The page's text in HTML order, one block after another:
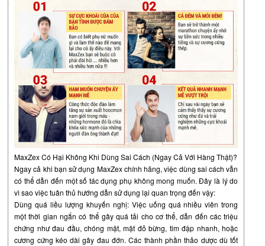
MaxZex Có Hại Không Khi Dùng Sai Cách (Ngay Cả Với Hàng Thật)?
Ngay cả khi bạn sử dụng MaxZex chính hãng, việc dùng sai cách vẫn
có thể dẫn đến một số tác dụng phụ không mong muốn. Đây là lý do
vì sao việc tuân thủ hướng dẫn sử dụng lại quan trọng đến vậy:
Dùng quá liều lượng khuyến nghị: Việc uống quá nhiều viên trong
một thời gian ngắn có thể gây quá tải cho cơ thể, dẫn đến các triệu
chứng như đau đầu, chóng mặt, mặt đỏ bừng, tim đập nhanh, hoặc
cương cứng kéo dài gây đau đớn. Các thành phần thảo dược dù tốt